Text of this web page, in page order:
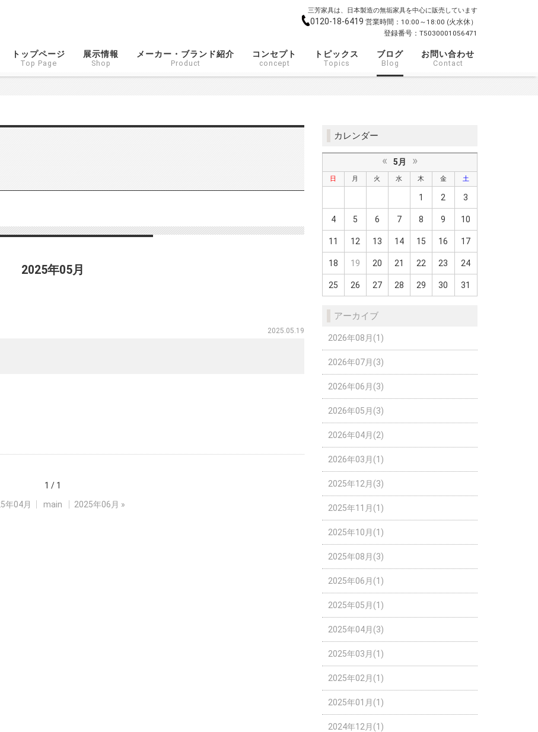
三芳家具は、日本製造の無垢家具を中心に販売しています
0120-18-6419 営業時間：10:00～18:00 (火水休）
登録番号：T5030001056471
トップページ
Top Page
展示情報
Shop
メーカー・ブランド紹介
Product
コンセプト
concept
トピックス
Topics
ブログ
Blog
お問い合わせ
Contact
2025年05月
2025.05.19
1 / 1
年04月 main 2025年06月 »
カレンダー
« 5月 »
日 月 火 水 木 金 土
1 2 3
4 5 6 7 8 9 10
11 12 13 14 15 16 17
18 19 20 21 22 23 24
25 26 27 28 29 30 31
アーカイブ
2026年08月(1)
2026年07月(3)
2026年06月(3)
2026年05月(3)
2026年04月(2)
2026年03月(1)
2025年12月(3)
2025年11月(1)
2025年10月(1)
2025年08月(3)
2025年06月(1)
2025年05月(1)
2025年04月(3)
2025年03月(1)
2025年02月(1)
2025年01月(1)
2024年12月(1)